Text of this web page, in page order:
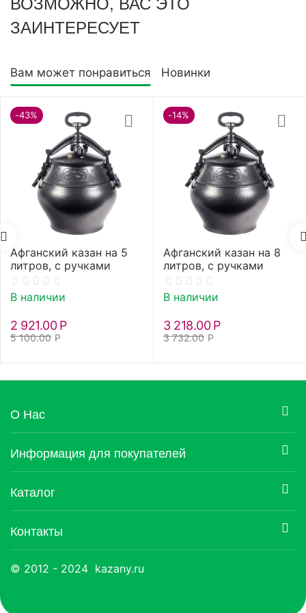
ЗАИНТЕРЕСУЕТ
Вам может понравиться Новинки
-43%
Афганский казан на 5
литров, с ручками
В наличии
5 100.00 Р
2 921.00 Р
-14%
Афганский казан на 8
литров, с ручками
В наличии
3 732.00 Р
3 218.00 Р
О Нас
Информация для покупателей
Каталог
Контакты
© 2012 - 2024 kazany.ru